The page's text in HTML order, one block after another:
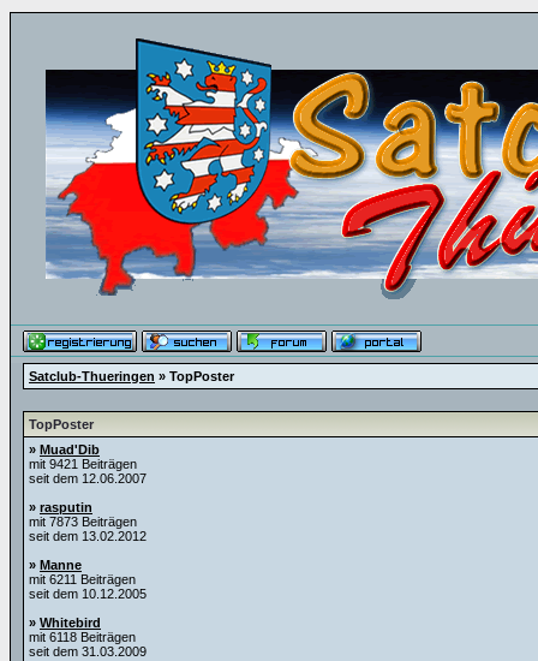
Satclub-Thueringen » TopPoster
TopPoster
» Muad'Dib
mit 9421 Beiträgen
seit dem 12.06.2007
» rasputin
mit 7873 Beiträgen
seit dem 13.02.2012
» Manne
mit 6211 Beiträgen
seit dem 10.12.2005
» Whitebird
mit 6118 Beiträgen
seit dem 31.03.2009